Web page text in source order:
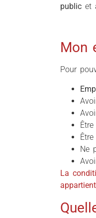
public et
Mon
Pour
Ne
La